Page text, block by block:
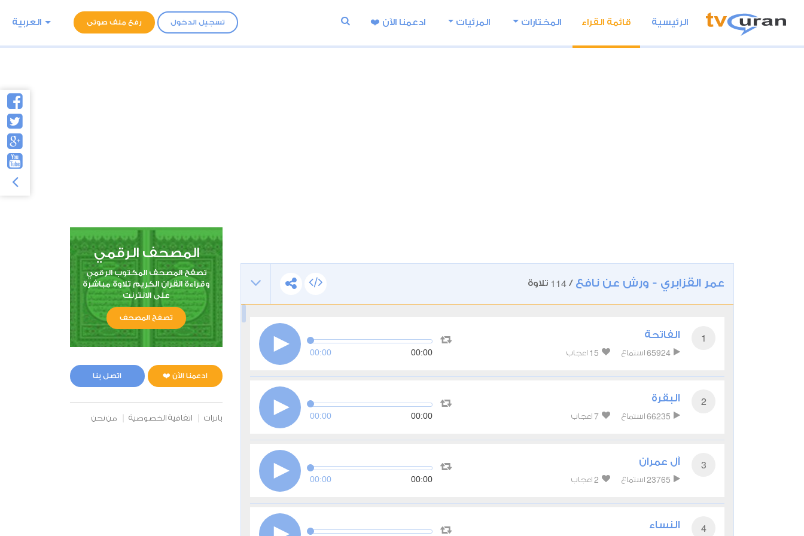
تسجيل الدخول رفع ملف صوتى العربية الرئيسية قائمة القراء المختارات المرئيات ادعمنا اﻵن ❤️
عمر القزابري - ورش عن نافع /
114 تلاوة
1 الفاتحة
65924 استماع 15 اعجاب 00:00 00:00
2 البقرة
66235 استماع 7 اعجاب 00:00 00:00
3 آل عمران
23765 استماع 2 اعجاب 00:00 00:00
4 النساء
المصحف الرقمي
تصفح المصحف المكتوب الرقمي
وقراءة القران الكريم تلاوة مباشرة
على الانترنت
تصفح المصحف
ادعمنا الآن ❤️ اتصل بنا
بانرات اتفاقية الخصوصية من نحن